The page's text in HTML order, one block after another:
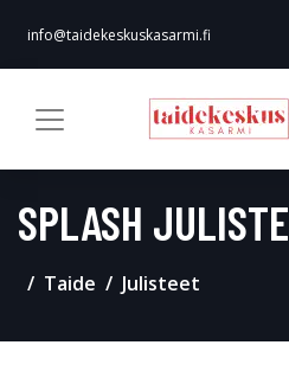
info@taidekeskuskasarmi.fi
SPLASH JULISTE
Taide Julisteet